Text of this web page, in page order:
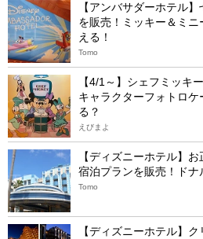
【アンバサダーホテル
を販売！ミッキー＆ミ
える！
Tomo
【4/1～】シェフミッキ
キャラクターフォトロ
る？
えびまよ
【ディズニーホテル】
宿泊プランを販売！ドナ
Tomo
【ディズニーホテル】